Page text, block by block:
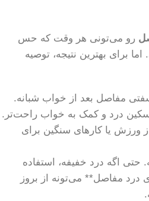
رو می‌تونی هر وقت که حس
برای بهترین نتیجه، توصیه
مفاصل بعد از خواب شبانه.
درد و کمک به خواب راحت‌تر.
از ورزش یا کارهای سنگین برای
حتی اگه درد خفیفه، استفاده
درد مفاصل** می‌تونه از بروز